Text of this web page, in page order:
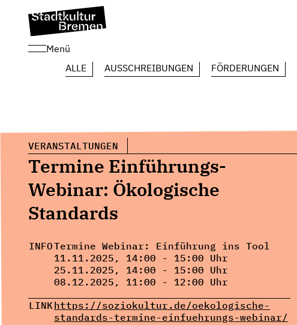
Menü
ALLE AUSSCHREIBUNGEN FÖRDERUNGEN
VERANSTALTUNGEN
Termine Einführungs-
Webinar: Ökologische
Standards
INFOTermine Webinar: Einführung ins Tool
11.11.2025, 14:00 - 15:00 Uhr
25.11.2025, 14:00 - 15:00 Uhr
08.12.2025, 11:00 - 12:00 Uhr
LINK https://soziokultur.de/oekologische-
standards-termine-einfuehrungs-webinar/